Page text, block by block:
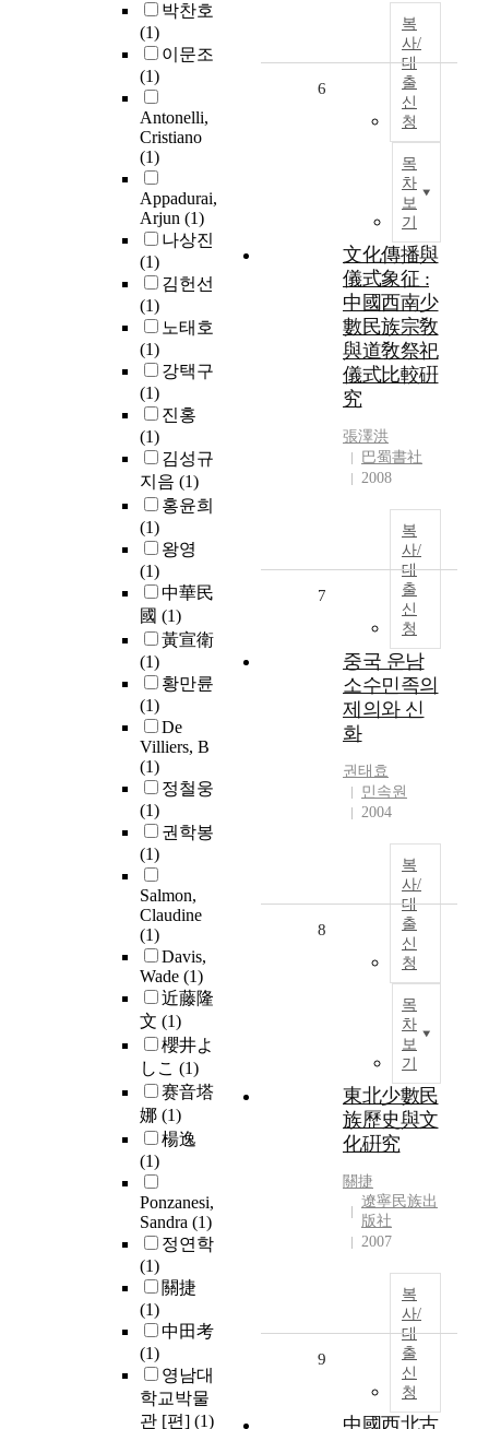
박찬호
(1)
이문조
(1)
Antonelli,
Cristiano
(1)
Appadurai,
Arjun (1)
나상진
(1)
김헌선
(1)
노태호
(1)
강택구
(1)
진홍
(1)
김성규
지음 (1)
홍윤희
(1)
왕영
(1)
中華民
國 (1)
黃宣衛
(1)
황만륜
(1)
De
Villiers, B
(1)
정철웅
(1)
권학봉
(1)
Salmon,
Claudine
(1)
Davis,
Wade (1)
近藤隆
文 (1)
櫻井よ
しこ (1)
赛音塔
娜 (1)
楊逸
(1)
Ponzanesi,
Sandra (1)
정연학
(1)
關捷
(1)
中田考
(1)
영남대
학교박물
관 [편] (1)
복
사/
대
출
신
청
목
차
보
기
6
文化傳播與
儀式象征 :
中國西南少
數民族宗敎
與道敎祭祀
儀式比較硏
究
張澤洪
巴蜀書社
2008
복
사/
대
출
신
청
7
중국 운남
소수민족의
제의와 신
화
권태효
민속원
2004
복
사/
대
출
신
청
목
차
보
기
8
東北少數民
族歷史與文
化硏究
關捷
遼寧民族出
版社
2007
복
사/
대
출
신
청
9